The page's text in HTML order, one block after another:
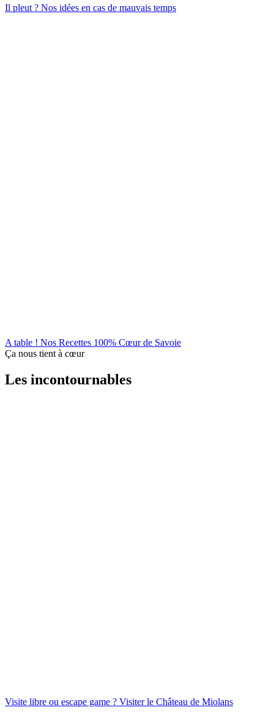
Il pleut ? Nos idées en cas de mauvais temps
A table ! Nos Recettes 100% Cœur de Savoie
Ça nous tient à cœur
Les incontournables
Visite libre ou escape game ? Visiter le Château de Miolans